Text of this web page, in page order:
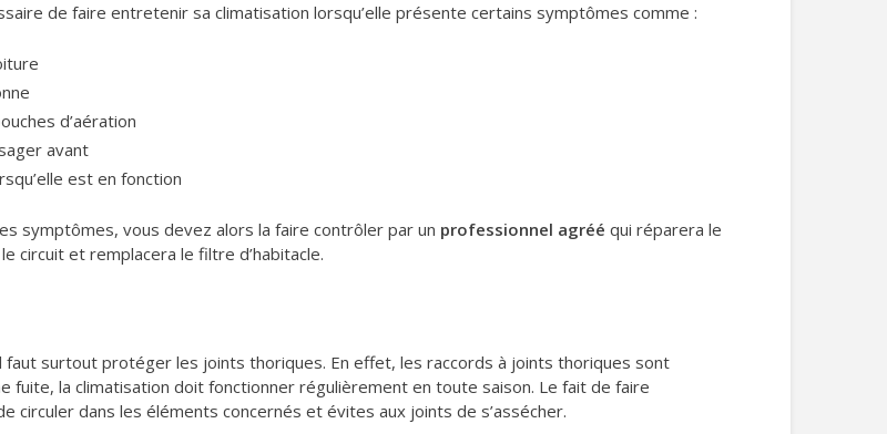
de faire entretenir sa climatisation lorsqu’elle présente certains symptômes comme :
d’aération
avant
est en fonction
symptômes, vous devez alors la faire contrôler par un professionnel agréé qui réparera le
circuit et remplacera le filtre d’habitacle.
faut surtout protéger les joints thoriques. En effet, les raccords à joints thoriques sont
fuite, la climatisation doit fonctionner régulièrement en toute saison. Le fait de faire
circuler dans les éléments concernés et évites aux joints de s’assécher.